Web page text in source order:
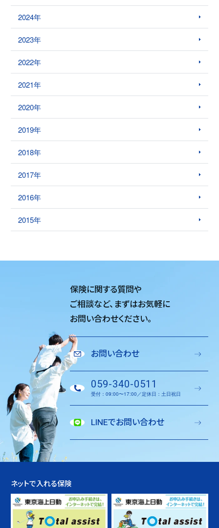
2024年
2023年
2022年
2021年
2020年
2019年
2018年
2017年
2016年
2015年
保険に関する質問や
ご相談など、 まずはお気軽に
お問い合わせください。
お問い合わせ
059-340-0511
受付：09:00〜17:00／定休日：土日祝日
LINEでお問い合わせ
ネットで入れる保険